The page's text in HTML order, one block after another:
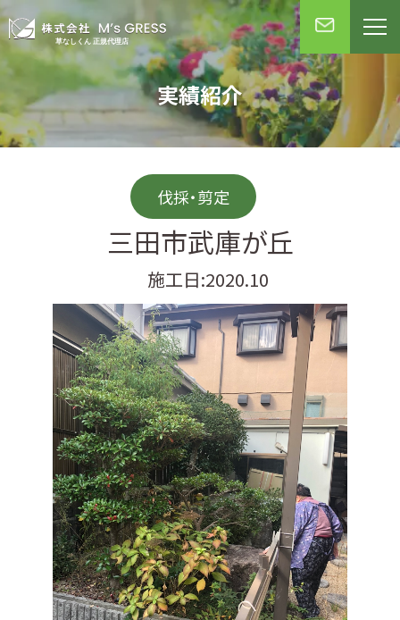
実績紹介
伐採・剪定
三田市武庫が丘
施工日:2020.10